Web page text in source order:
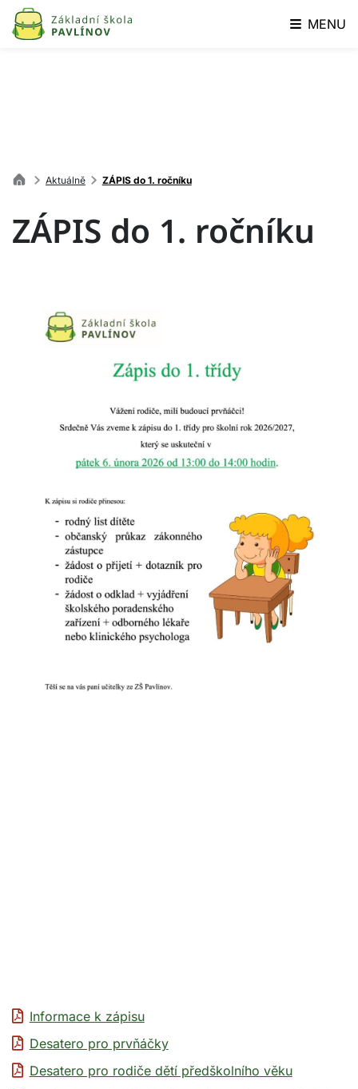
MENU
Aktuálně ZÁPIS do 1. ročníku
ZÁPIS do 1. ročníku
Informace k zápisu
Desatero pro prvňáčky
Desatero pro rodiče dětí předškolního věku